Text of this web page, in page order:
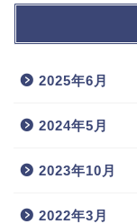
2025年6月
2024年5月
2023年10月
2022年3月